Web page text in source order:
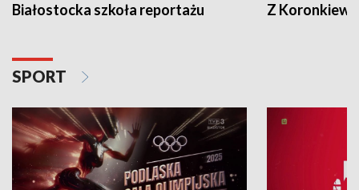
Białostocka szkoła reportażu Z
SPORT